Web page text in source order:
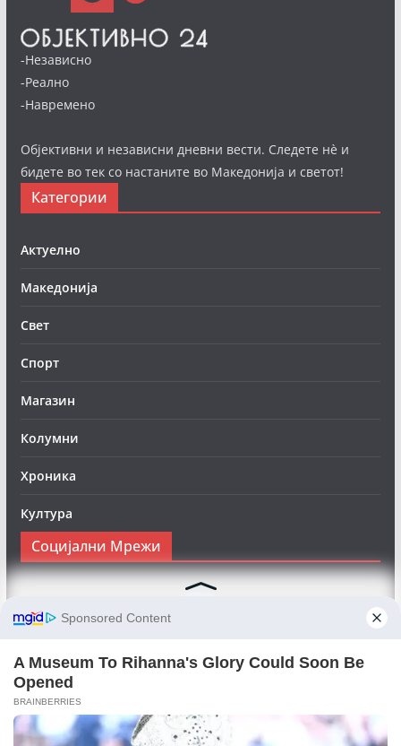
-Независно
-Реално
-Навремено
Објективни и независни дневни вести. Следете нè и
бидете во тек со настаните во Македонија и светот!
Категории
Актуелно
Македонија
Свет
Спорт
Магазин
Колумни
Хроника
Култура
Социјални Мрежи
Следете нè на Фејсбук за да сте во тек со најновите